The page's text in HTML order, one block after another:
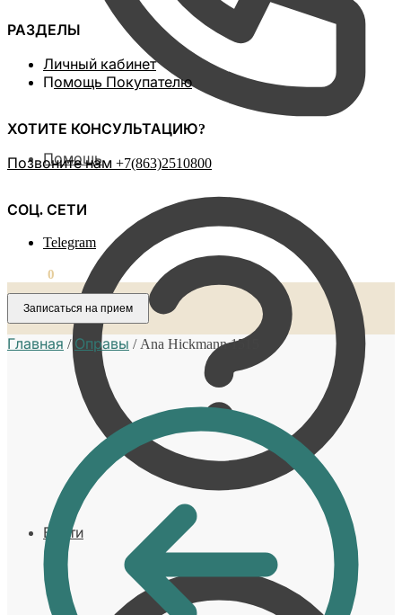
Помощь
Войти
РАЗДЕЛЫ
Личный кабинет
Помощь Покупателю
ХОТИТЕ КОНСУЛЬТАЦИЮ?
Позвоните нам ‪+7(863)2510800
СОЦ. СЕТИ
Telegram
0
Записаться на прием
Главная /Оправы / Ana Hickmann 1515